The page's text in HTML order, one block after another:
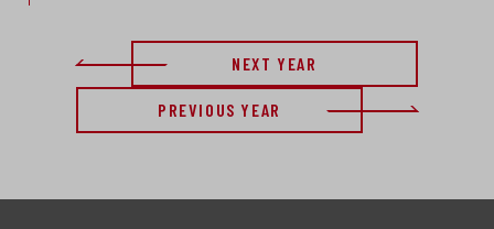
NEXT YEAR
PREVIOUS YEAR